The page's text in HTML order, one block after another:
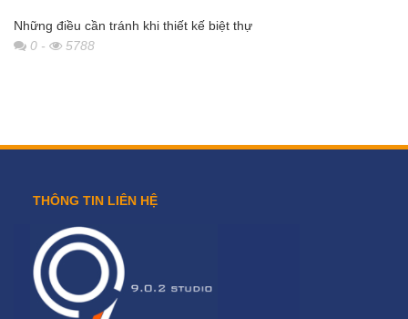
Những điều cần tránh khi thiết kế biệt thự
0 - 5788
THÔNG TIN LIÊN HỆ